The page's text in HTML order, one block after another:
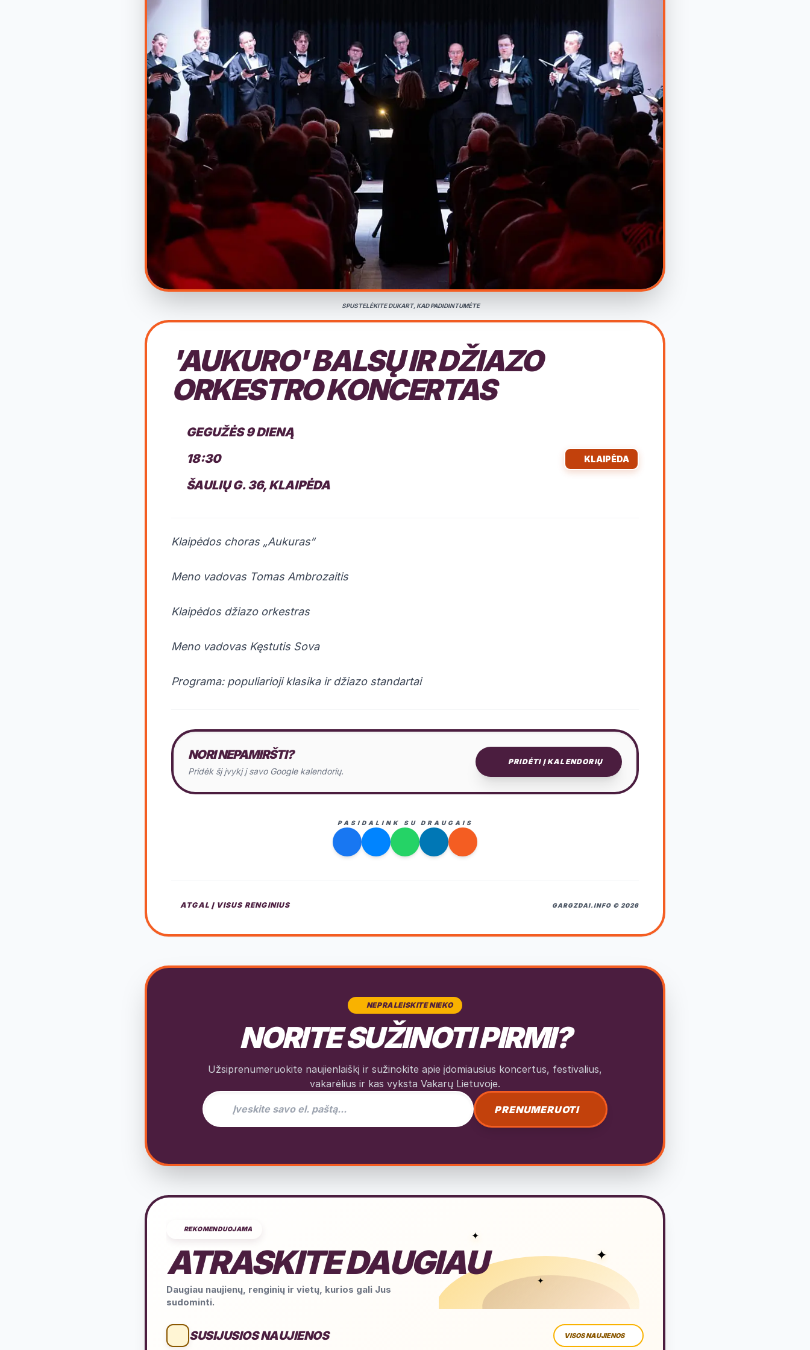
SPUSTELĖKITE DUKART, KAD PADIDINTUMĖTE
'AUKURO' BALSŲ IR DŽIAZO
ORKESTRO KONCERTAS
GEGUŽĖS 9 DIENĄ
18:30
ŠAULIŲ G. 36, KLAIPĖDA
KLAIPĖDA
Klaipėdos choras „Aukuras“
Meno vadovas Tomas Ambrozaitis
Klaipėdos džiazo orkestras
Meno vadovas Kęstutis Sova
Programa: populiarioji klasika ir džiazo standartai
NORI NEPAMIRŠTI?
Pridėk šį įvykį į savo Google kalendorių.
PRIDĖTI Į KALENDORIŲ
PASIDALINK SU DRAUGAIS
ATGAL Į VISUS RENGINIUS GARGZDAI.INFO © 2026
NEPRALEISKITE NIEKO
NORITE SUŽINOTI PIRMI?
Užsiprenumeruokite naujienlaiškį ir sužinokite apie įdomiausius koncertus, festivalius,
vakarėlius ir kas vyksta Vakarų Lietuvoje.
El. pašto adresas naujienlaiškiui
PRENUMERUOTI
REKOMENDUOJAMA
ATRASKITE DAUGIAU
Daugiau naujienų, renginių ir vietų, kurios gali Jus
sudominti.
✦
✦
✦
SUSIJUSIOS NAUJIENOS VISOS NAUJIENOS